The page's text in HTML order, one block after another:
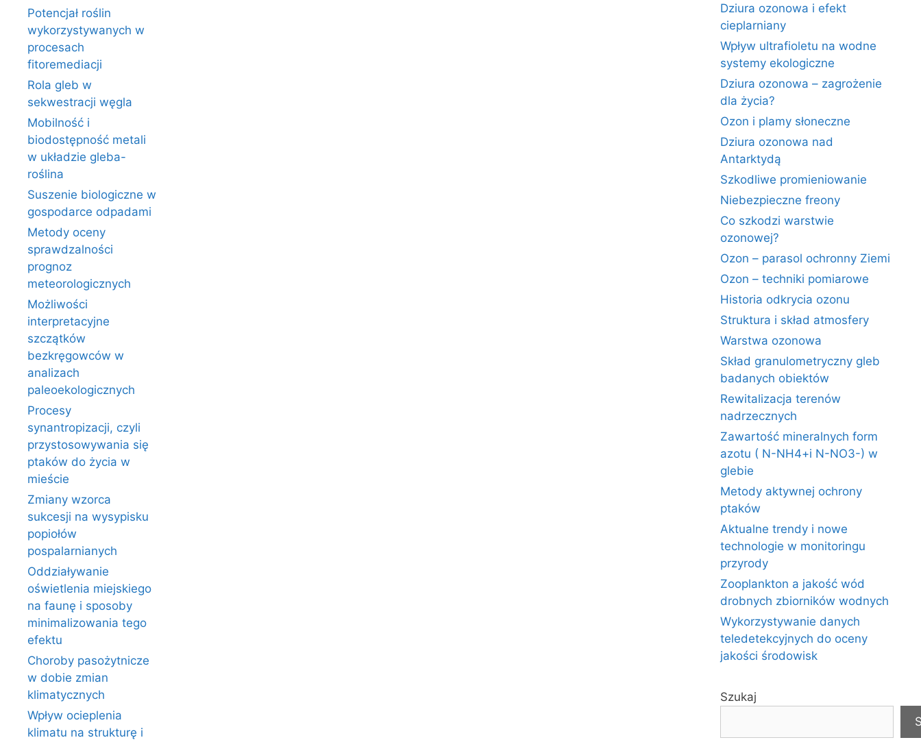
Potencjał roślin
wykorzystywanych w
procesach
fitoremediacji
Rola gleb w
sekwestracji węgla
Mobilność i
biodostępność metali
w układzie gleba-
roślina
Suszenie biologiczne w
gospodarce odpadami
Metody oceny
sprawdzalności
prognoz
meteorologicznych
Możliwości
interpretacyjne
szczątków
bezkręgowców w
analizach
paleoekologicznych
Procesy
synantropizacji, czyli
przystosowywania się
ptaków do życia w
mieście
Zmiany wzorca
sukcesji na wysypisku
popiołów
pospalarnianych
Oddziaływanie
oświetlenia miejskiego
na faunę i sposoby
minimalizowania tego
efektu
Choroby pasożytnicze
w dobie zmian
klimatycznych
Wpływ ocieplenia
klimatu na strukturę i
Dziura ozonowa i efekt
cieplarniany
Wpływ ultrafioletu na wodne
systemy ekologiczne
Dziura ozonowa – zagrożenie
dla życia?
Ozon i plamy słoneczne
Dziura ozonowa nad
Antarktydą
Szkodliwe promieniowanie
Niebezpieczne freony
Co szkodzi warstwie
ozonowej?
Ozon – parasol ochronny Ziemi
Ozon – techniki pomiarowe
Historia odkrycia ozonu
Struktura i skład atmosfery
Warstwa ozonowa
Skład granulometryczny gleb
badanych obiektów
Rewitalizacja terenów
nadrzecznych
Zawartość mineralnych form
azotu ( N-NH4+i N-NO3-) w
glebie
Metody aktywnej ochrony
ptaków
Aktualne trendy i nowe
technologie w monitoringu
przyrody
Zooplankton a jakość wód
drobnych zbiorników wodnych
Wykorzystywanie danych
teledetekcyjnych do oceny
jakości środowisk
Szukaj